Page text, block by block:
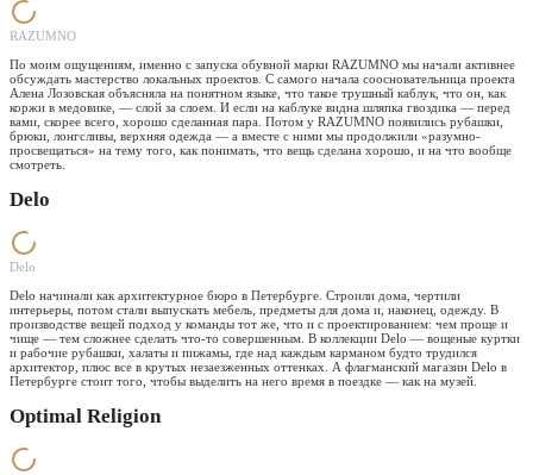
RAZUMNO
По моим ощущениям, именно с запуска обувной марки RAZUMNO мы начали активнее
обсуждать мастерство локальных проектов. С самого начала соосновательница проекта
Алена Лозовская объясняла на понятном языке, что такое трушный каблук, что он, как
коржи в медовике, — слой за слоем. И если на каблуке видна шляпка гвоздика — перед
вами, скорее всего, хорошо сделанная пара. Потом у RAZUMNO появились рубашки,
брюки, лонгсливы, верхняя одежда — а вместе с ними мы продолжили «разумно-
просвещаться» на тему того, как понимать, что вещь сделана хорошо, и на что вообще
смотреть.
Delo
Delo
Delo начинали как архитектурное бюро в Петербурге. Строили дома, чертили
интерьеры, потом стали выпускать мебель, предметы для дома и, наконец, одежду. В
производстве вещей подход у команды тот же, что и с проектированием: чем проще и
чище — тем сложнее сделать что-то совершенным. В коллекции Delo — вощеные куртки
и рабочие рубашки, халаты и пижамы, где над каждым карманом будто трудился
архитектор, плюс все в крутых незаезженных оттенках. А флагманский магазин Delo в
Петербурге стоит того, чтобы выделить на него время в поездке — как на музей.
Optimal Religion